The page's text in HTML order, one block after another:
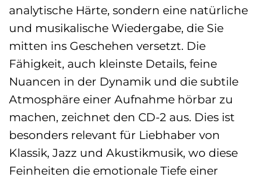
analytische Härte, sondern eine natürliche
und musikalische Wiedergabe, die Sie
mitten ins Geschehen versetzt. Die
Fähigkeit, auch kleinste Details, feine
Nuancen in der Dynamik und die subtile
Atmosphäre einer Aufnahme hörbar zu
machen, zeichnet den CD-2 aus. Dies ist
besonders relevant für Liebhaber von
Klassik, Jazz und Akustikmusik, wo diese
Feinheiten die emotionale Tiefe einer